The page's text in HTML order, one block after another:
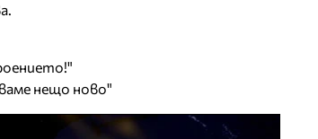
нещо ново"